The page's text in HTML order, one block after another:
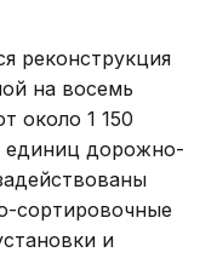
реконструкция
на восемь
около 1 150
единиц дорожно-
сортировочные
и